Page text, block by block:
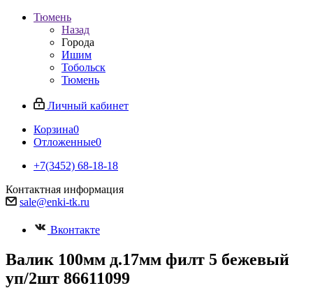
Тюмень
Назад
Города
Ишим
Тобольск
Тюмень
Личный кабинет
Корзина0
Отложенные0
+7(3452) 68-18-18
Контактная информация
sale@enki-tk.ru
Вконтакте
Валик 100мм д.17мм филт 5 бежевый
уп/2шт 86611099